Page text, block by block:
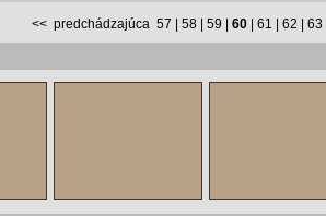
<< predchádzajúca 57 58 59 60 61 62 63